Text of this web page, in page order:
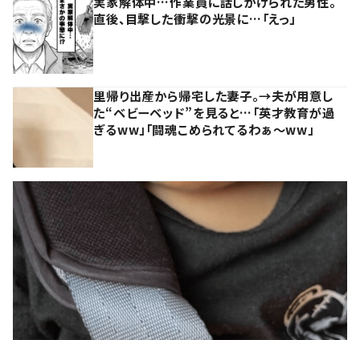
直後、目撃した衝撃の光景に…「えっ」
里帰り出産から帰宅した妻子。→夫が用意し
た“ベビーベッド”を見ると…「英才教育が過
ぎるww」「闘魂こめられてるわぁ～ww」